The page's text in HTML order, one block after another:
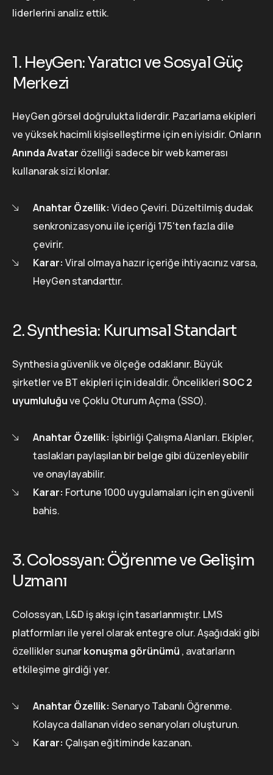
liderlerini analiz ettik.
1. HeyGen: Yaratıcı ve Sosyal Güç
Merkezi
HeyGen görsel doğrulukta liderdir. Pazarlama ekipleri
ve yüksek hacimli kişiselleştirme için en iyisidir. Onların
Anında Avatar özelliği sadece bir web kamerası
kullanarak sizi klonlar.
Anahtar Özellik: Video Çeviri. Düzeltilmiş dudak
senkronizasyonu ile içeriği 175'ten fazla dile
çevirir.
Karar: Viral olmaya hazır içeriğe ihtiyacınız varsa,
HeyGen standarttır.
2. Synthesia: Kurumsal Standart
Synthesia güvenlik ve ölçeğe odaklanır. Büyük
şirketler ve BT ekipleri için idealdir. ÖncelikleriSOC 2
uyumluluğuve Çoklu Oturum Açma (SSO).
Anahtar Özellik: İşbirliği Çalışma Alanları. Ekipler,
taslakları paylaşılan bir belge gibi düzenleyebilir
ve onaylayabilir.
Karar: Fortune 1000 uygulamaları için en güvenli
bahis.
3. Colossyan: Öğrenme ve Gelişim
Uzmanı
Colossyan, L&D iş akışı için tasarlanmıştır. LMS
platformları ile yerel olarak entegre olur. Aşağıdaki gibi
özellikler sunarkonuşma görünümü , avatarların
etkileşime girdiği yer.
Anahtar Özellik: Senaryo Tabanlı Öğrenme.
Kolayca dallanan video senaryoları oluşturun.
Karar: Çalışan eğitiminde kazanan.